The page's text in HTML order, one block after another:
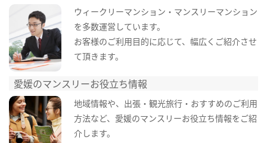
ウィークリーマンション・マンスリーマンション
を多数運営しています。
お客様のご利用目的に応じて、幅広くご紹介させ
て頂きます。
愛媛のマンスリーお役立ち情報
地域情報や、出張・観光旅行・おすすめのご利用
方法など、愛媛のマンスリーお役立ち情報をご紹
介します。